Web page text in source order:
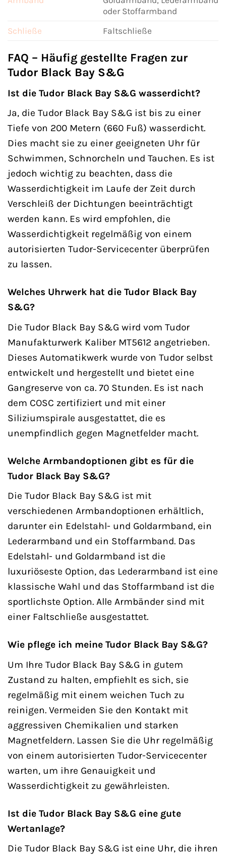
oder Stoffarmband
Schließe
Faltschließe
FAQ – Häufig gestellte Fragen zur
Tudor Black Bay S&G
Ist die Tudor Black Bay S&G wasserdicht?
Ja, die Tudor Black Bay S&G ist bis zu einer
Tiefe von 200 Metern (660 Fuß) wasserdicht.
Dies macht sie zu einer geeigneten Uhr für
Schwimmen, Schnorcheln und Tauchen. Es ist
jedoch wichtig zu beachten, dass die
Wasserdichtigkeit im Laufe der Zeit durch
Verschleiß der Dichtungen beeinträchtigt
werden kann. Es wird empfohlen, die
Wasserdichtigkeit regelmäßig von einem
autorisierten Tudor-Servicecenter überprüfen
zu lassen.
Welches Uhrwerk hat die Tudor Black Bay
S&G?
Die Tudor Black Bay S&G wird vom Tudor
Manufakturwerk Kaliber MT5612 angetrieben.
Dieses Automatikwerk wurde von Tudor selbst
entwickelt und hergestellt und bietet eine
Gangreserve von ca. 70 Stunden. Es ist nach
dem COSC zertifiziert und mit einer
Siliziumspirale ausgestattet, die es
unempfindlich gegen Magnetfelder macht.
Welche Armbandoptionen gibt es für die
Tudor Black Bay S&G?
Die Tudor Black Bay S&G ist mit
verschiedenen Armbandoptionen erhältlich,
darunter ein Edelstahl- und Goldarmband, ein
Lederarmband und ein Stoffarmband. Das
Edelstahl- und Goldarmband ist die
luxuriöseste Option, das Lederarmband ist eine
klassische Wahl und das Stoffarmband ist die
sportlichste Option. Alle Armbänder sind mit
einer Faltschließe ausgestattet.
Wie pflege ich meine Tudor Black Bay S&G?
Um Ihre Tudor Black Bay S&G in gutem
Zustand zu halten, empfiehlt es sich, sie
regelmäßig mit einem weichen Tuch zu
reinigen. Vermeiden Sie den Kontakt mit
aggressiven Chemikalien und starken
Magnetfeldern. Lassen Sie die Uhr regelmäßig
von einem autorisierten Tudor-Servicecenter
warten, um ihre Genauigkeit und
Wasserdichtigkeit zu gewährleisten.
Ist die Tudor Black Bay S&G eine gute
Wertanlage?
Die Tudor Black Bay S&G ist eine Uhr, die ihren